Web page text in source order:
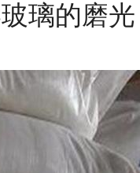
璃的磨光